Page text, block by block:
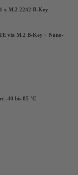
x M.2 2242 B-Key
via M.2 B-Key + Nano-
-40 bis 85 °C